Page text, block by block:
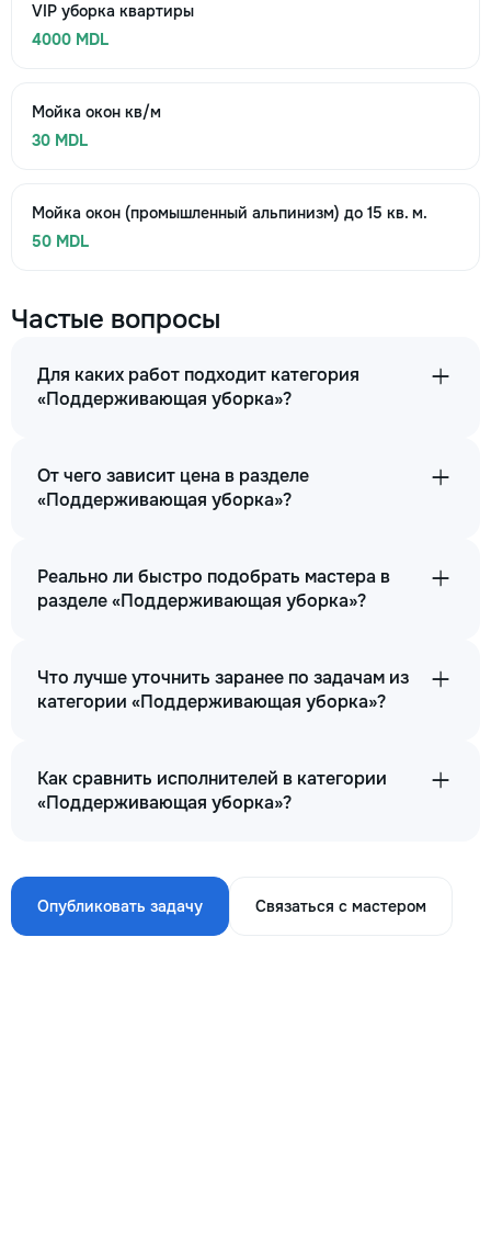
VIP уборка квартиры
4000 MDL
Мойка окон кв/м
30 MDL
Мойка окон (промышленный альпинизм) до 15 кв. м.
50 MDL
Частые вопросы
Для каких работ подходит категория
«Поддерживающая уборка»?
От чего зависит цена в разделе
«Поддерживающая уборка»?
Реально ли быстро подобрать мастера в
разделе «Поддерживающая уборка»?
Что лучше уточнить заранее по задачам из
категории «Поддерживающая уборка»?
Как сравнить исполнителей в категории
«Поддерживающая уборка»?
Опубликовать задачу Связаться с мастером